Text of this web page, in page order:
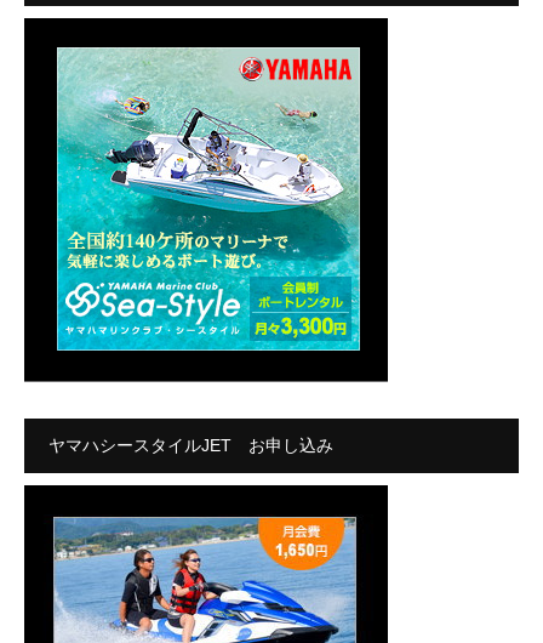
ヤマハシースタイルJET お申し込み